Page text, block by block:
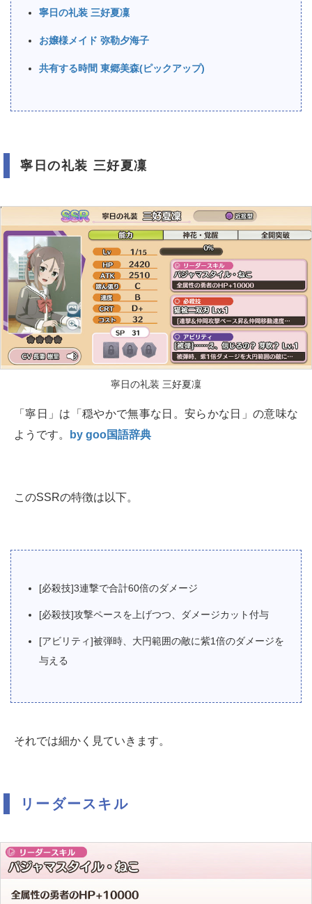
寧日の礼装 三好夏凜
お嬢様メイド 弥勒夕海子
共有する時間 東郷美森(ピックアップ)
寧日の礼装 三好夏凜
寧日の礼装 三好夏凜
「寧日」は「穏やかで無事な日。安らかな日」の意味な
ようです。
by goo国語辞典
このSSRの特徴は以下。
[必殺技]3連撃で合計60倍のダメージ
[必殺技]攻撃ペースを上げつつ、ダメージカット付与
[アビリティ]被弾時、大円範囲の敵に紫1倍のダメージを
与える
それでは細かく見ていきます。
リーダースキル